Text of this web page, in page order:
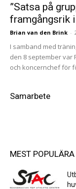
”Satsa på
framgångsrik
Brian van den Brink -
I samband med
den 8 september var
och koncernchef för
Samarbete
MEST POPULÄRA